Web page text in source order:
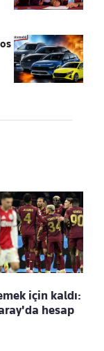
için kaldı:
hesap